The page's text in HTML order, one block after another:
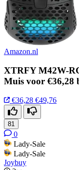
Amazon.nl
XTRFY M42W-
Muis voor €36,28
€36,28 €49,76
81
0
Lady-Sale
Lady-Sale
Joybuy